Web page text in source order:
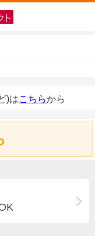
)はこちらから